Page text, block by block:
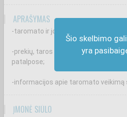
Šio skelbimo
yra
APRAŠYMAS
-taromato ir jo patalpos priežiūrą;
-prekių, taros krovimą ir rūšiavimą
patalpose;
-informacijos apie taromato veikimą
ĮMONĖ SIŪLO